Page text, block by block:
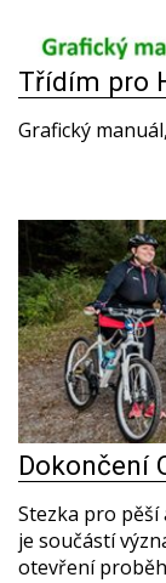
Třídím pro
Grafický
Dokončení
Stezka pro pěší
je součástí
otevření